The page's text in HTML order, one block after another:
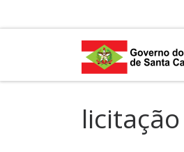
licitação